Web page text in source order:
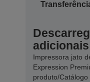
adicionais
Impressora jato
Expression
produto/Catálogo